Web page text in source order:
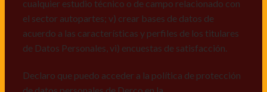
prueba: i) de autorización y ii) finalidad, presentar
quejas y/o reclamos en canales de
atención: servicioalcliente@derco.com.coy en
responsables, para que efectúen el tratamiento de mis
cualquier estudio técnico o de campo relacionado con
el sector autopartes; v) crear bases de datos de
acuerdo a las características y perfiles de los titulares
de Datos Personales, vi) encuestas de satisfacción.
Declaro que puedo acceder a la política de protección